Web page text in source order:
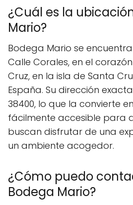
¿Cuál es la
Mario?
Bodega Mario se
Calle Corales, en el
Cruz, en la isla de Santa
España. Su dirección
38400, lo que la convierte
fácilmente accesible para
buscan disfrutar de una
un ambiente acogedor.
¿Cómo puedo
Bodega Mario?